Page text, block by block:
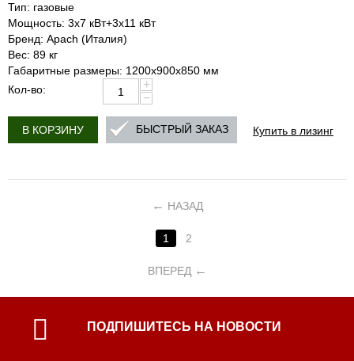
Тип: газовые
Мощность: 3x7 кВт+3x11 кВт
Бренд: Apach (Италия)
Вес: 89 кг
Габаритные размеры: 1200х900х850 мм
Кол-во:
+
−
В КОРЗИНУ Купить в лизинг
БЫСТРЫЙ ЗАКАЗ
НАЗАД
1 2
ВПЕРЕД
ПОДПИШИТЕСЬ НА НОВОСТИ